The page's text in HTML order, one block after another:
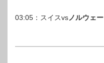
03:05：スイスvsノルウェー